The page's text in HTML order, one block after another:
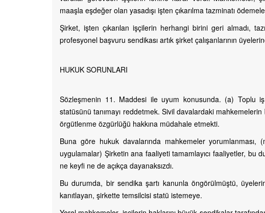
maaşla eşdeğer olan yasadışı işten çıkarılma tazminatı
Şirket, işten çıkarılan işçilerin herhangi birini geri almadı,
profesyonel başvuru sendikası artık şirket çalışanlarının
HUKUK SORUNLARI
Sözleşmenin 11. Maddesi ile uyum konusunda. (a) Toplu
statüsünü tanımayı reddetmek. Sivil davalardaki
örgütlenme özgürlüğü hakkına müdahale etmekti.
Buna göre hukuk davalarında mahkemeler
uygulamalar) Şirketin ana faaliyeti tamamlayıcı faaliyetler, bu
ne keyfi ne de açıkça dayanaksızdı.
Bu durumda, bir sendika şartı kanunla öngörülmüştü,
kanıtlayan, şirkette temsilcisi statü istemeye.